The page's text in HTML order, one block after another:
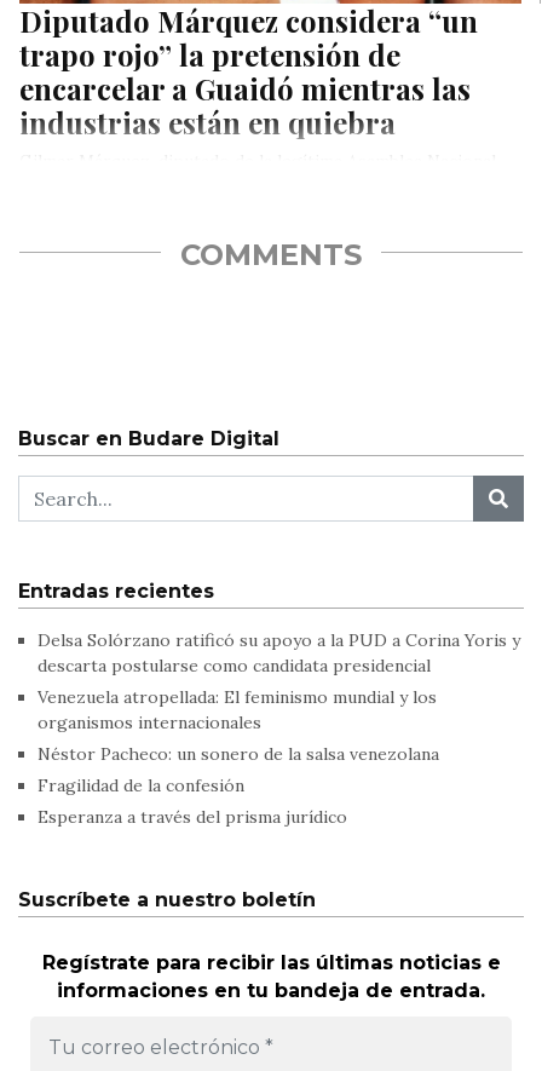
Diputado Márquez considera “un
trapo rojo” la pretensión de
encarcelar a Guaidó mientras las
industrias están en quiebra
COMMENTS
Buscar en Budare Digital
Entradas recientes
Delsa Solórzano ratificó su apoyo a la PUD a Corina Yoris y
descarta postularse como candidata presidencial
Venezuela atropellada: El feminismo mundial y los
organismos internacionales
Néstor Pacheco: un sonero de la salsa venezolana
Fragilidad de la confesión
Esperanza a través del prisma jurídico
Suscríbete a nuestro boletín
Regístrate para recibir las últimas noticias e
informaciones en tu bandeja de entrada.